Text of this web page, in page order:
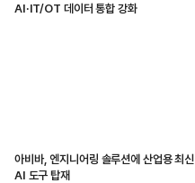
AI·IT/OT 데이터 통합 강화
아비바, 엔지니어링 솔루션에 산업용 최신
AI 도구 탑재